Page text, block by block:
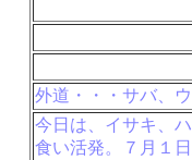
外道・・・サバ、
今日は、イサキ、
食い活発。７月１